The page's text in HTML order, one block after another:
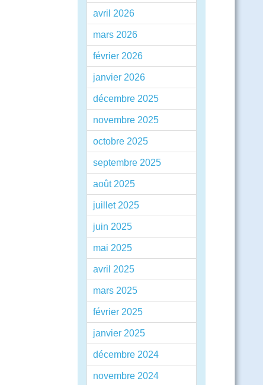
avril 2026
mars 2026
février 2026
janvier 2026
décembre 2025
novembre 2025
octobre 2025
septembre 2025
août 2025
juillet 2025
juin 2025
mai 2025
avril 2025
mars 2025
février 2025
janvier 2025
décembre 2024
novembre 2024